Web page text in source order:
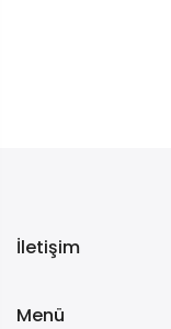
İletişim
Menü